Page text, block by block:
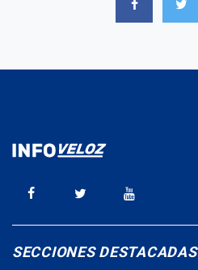
SECCIONES DESTACADAS